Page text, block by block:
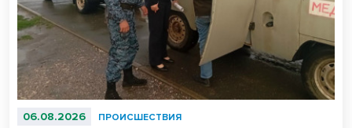
06.08.2026 ПРОИСШЕСТВИЯ